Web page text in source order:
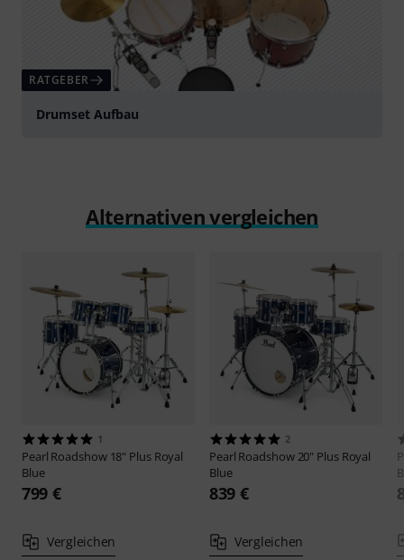
RATGEBER
Drumset Aufbau
Alternativen vergleichen
1
Pearl Roadshow 18" Plus Royal
Blue
799 €
Vergleichen
2
Pearl Roadshow 20" Plus Royal
Blue
839 €
Vergleichen